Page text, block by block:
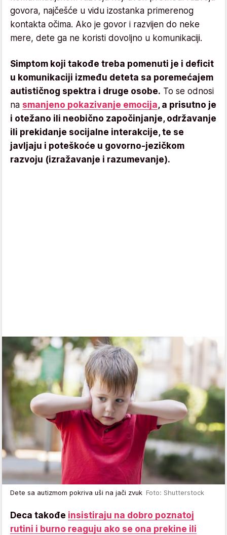
govora, najčešće u vidu izostanka primerenog
kontakta očima. Ako je govor i razvijen do neke
mere, dete ga ne koristi dovoljno u komunikaciji.
Simptom koji takođe treba pomenuti je i deficit
u komunikaciji između deteta sa poremećajem
autističnog spektra i druge osobe. To se odnosi
na smanjeno pokazivanje emocija, a prisutno je
i otežano ili neobično započinjanje, održavanje
ili prekidanje socijalne interakcije, te se
javljaju i poteškoće u govorno-jezičkom
razvoju (izražavanje i razumevanje).
Dete sa autizmom pokriva uši na jači zvuk Foto: Shutterstock
Deca takođe insistiraju na dobro poznatoj
rutini i burno reaguju ako se ona prekine ili